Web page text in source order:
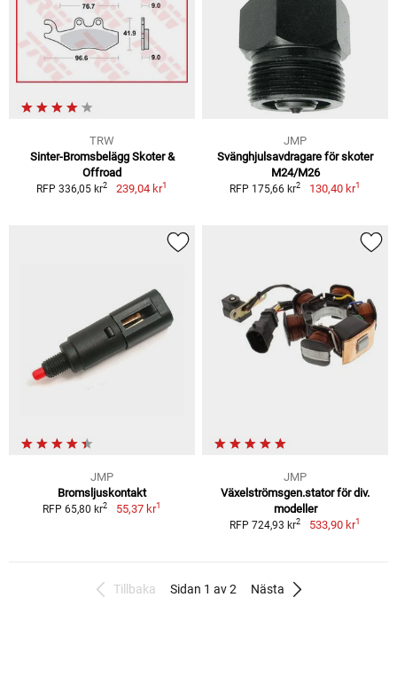
TRW
Sinter-Bromsbelägg Skoter &
Offroad
RFP 336,05 kr2 239,04 kr1
JMP
Svänghjulsavdragare för skoter
M24/M26
RFP 175,66 kr2 130,40 kr1
JMP
Bromsljuskontakt
RFP 65,80 kr2 55,37 kr1
JMP
Växelströmsgen.stator för div.
modeller
RFP 724,93 kr2 533,90 kr1
Tillbaka Sidan 1 av 2 Nästa